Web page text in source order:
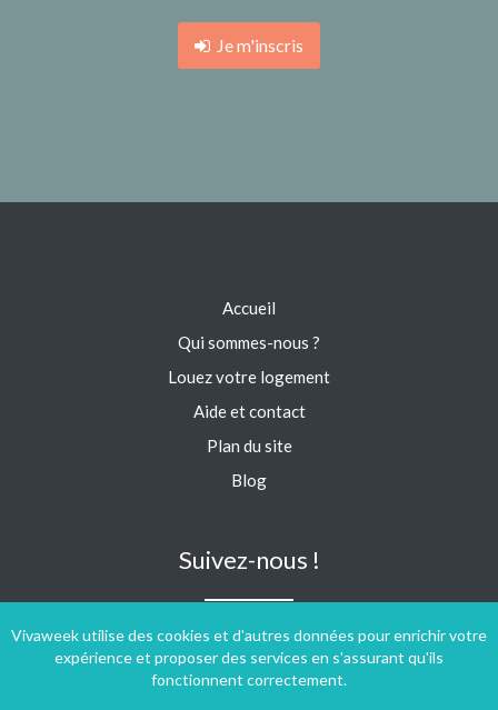
Je m'inscris
Vivaweek utilise des cookies et d'autres données pour enrichir votre
expérience et proposer des services en s'assurant qu'ils
fonctionnent correctement.
Accueil
Qui sommes-nous ?
Louez votre logement
Aide et contact
Plan du site
Blog
Suivez-nous !